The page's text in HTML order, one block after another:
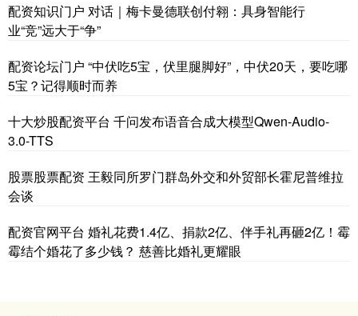
配资知识门户 对话｜梅卡曼德联创付翱：具身智能行
业“竞”远大于“争”
配资论坛门户 “中伏吃5宝，伏里腿脚好”，中伏20天，要吃哪
5宝？记得顺时而养
十大炒股配资平台 千问发布语音合成大模型Qwen-Audio-
3.0-TTS
股票股票配资 王毅同所罗门群岛外交和外贸部长霍尼普维拉
会谈
配资官网平台 婚礼花费1.4亿、捐款2亿、伴手礼再砸2亿！霉
霉结个婚花了多少钱？ 慈善比婚礼更耀眼